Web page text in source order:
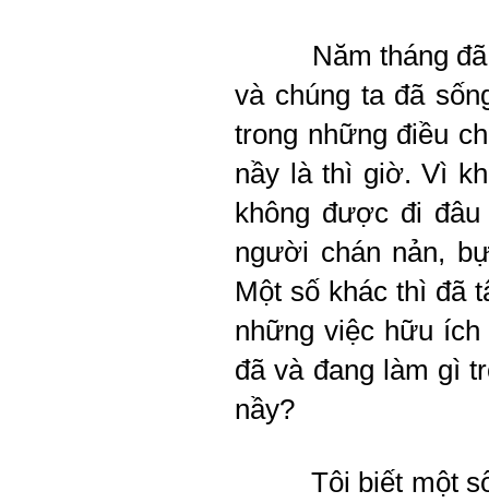
Năm tháng
và chúng ta đã
trong những điều
nầy là thì giờ. Vì
không được đi
người chán nản,
Một số khác thì đã
những việc hữu
đã và đang làm gì
nầy?
Tôi biết một